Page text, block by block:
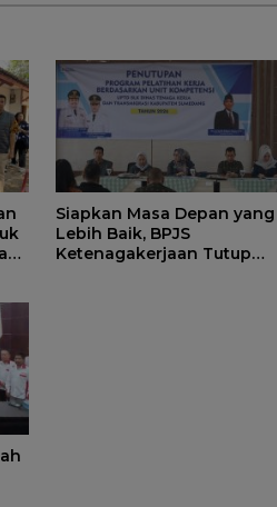
Siapkan Masa Depan yang
Lebih Baik, BPJS
Ketenagakerjaan Tutup